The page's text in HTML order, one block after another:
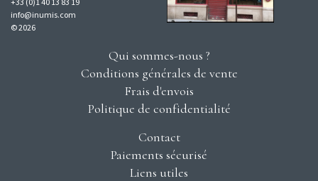
info@inumis.com
© 2026
Qui sommes-nous ?
Conditions générales de vente
Frais d'envois
Politique de confidentialité
Contact
Paiements sécurisé
Liens utiles